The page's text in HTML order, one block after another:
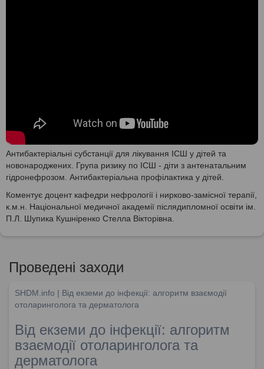
Антибактеріальні субстанції для лікування ІСШ у дітей та
новонароджених. Група ризику по ІСШ - діти з антенатальним
гідронефрозом. Антибактеріальна профілактика у дітей.
Коментує доцент кафедри нефрології і нирково-замісної терапії,
к.м.н. Національної медичної академії післядипломної освіти ім.
П.Л. Шупика Кушніренко Стелла Вікторівна.
Проведені заходи
SHDM.info | Від екземи до інфекції: алгоритм взаємодії
отоларинголога та дерматолога
Від екземи до інфекції: алгоритм
взаємодії отоларинголога та
дерматолога